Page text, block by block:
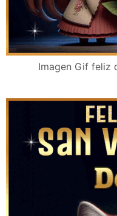
Imagen Gif feliz